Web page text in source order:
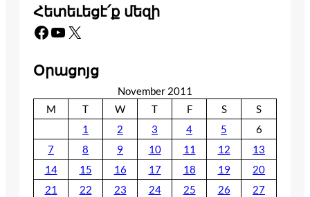
Հետեւեցէ՛ք մեզի
Facebook YouTube X
Օրացոյց
November 2011
M
T W T F S
S
1
2 3 4 5
6
7
8 9 10 11 12
13
14
15 16 17 18 19
20
21
22 23 24 25 26
27